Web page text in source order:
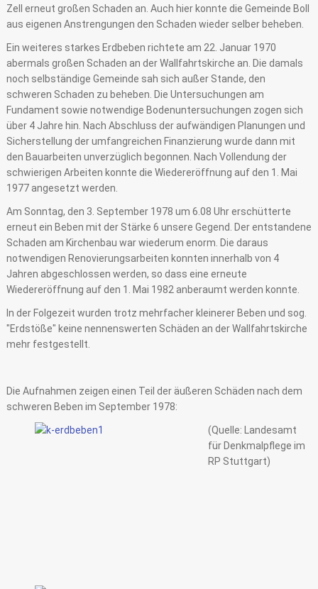
Zell erneut großen Schaden an. Auch hier konnte die Gemeinde Boll
aus eigenen Anstrengungen den Schaden wieder selber beheben.
Ein weiteres starkes Erdbeben richtete am 22. Januar 1970
abermals großen Schaden an der Wallfahrtskirche an. Die damals
noch selbständige Gemeinde sah sich außer Stande, den
schweren Schaden zu beheben. Die Untersuchungen am
Fundament sowie notwendige Bodenuntersuchungen zogen sich
über 4 Jahre hin. Nach Abschluss der aufwändigen Planungen und
Sicherstellung der umfangreichen Finanzierung wurde dann mit
den Bauarbeiten unverzüglich begonnen. Nach Vollendung der
schwierigen Arbeiten konnte die Wiedereröffnung auf den 1. Mai
1977 angesetzt werden.
Am Sonntag, den 3. September 1978 um 6.08 Uhr erschütterte
erneut ein Beben mit der Stärke 6 unsere Gegend. Der entstandene
Schaden am Kirchenbau war wiederum enorm. Die daraus
notwendigen Renovierungsarbeiten konnten innerhalb von 4
Jahren abgeschlossen werden, so dass eine erneute
Wiedereröffnung auf den 1. Mai 1982 anberaumt werden konnte.
In der Folgezeit wurden trotz mehrfacher kleinerer Beben und sog.
"Erdstöße" keine nennenswerten Schäden an der Wallfahrtskirche
mehr festgestellt.
Die Aufnahmen zeigen einen Teil der äußeren Schäden nach dem
schweren Beben im September 1978:
(Quelle: Landesamt
für Denkmalpflege im
RP Stuttgart)